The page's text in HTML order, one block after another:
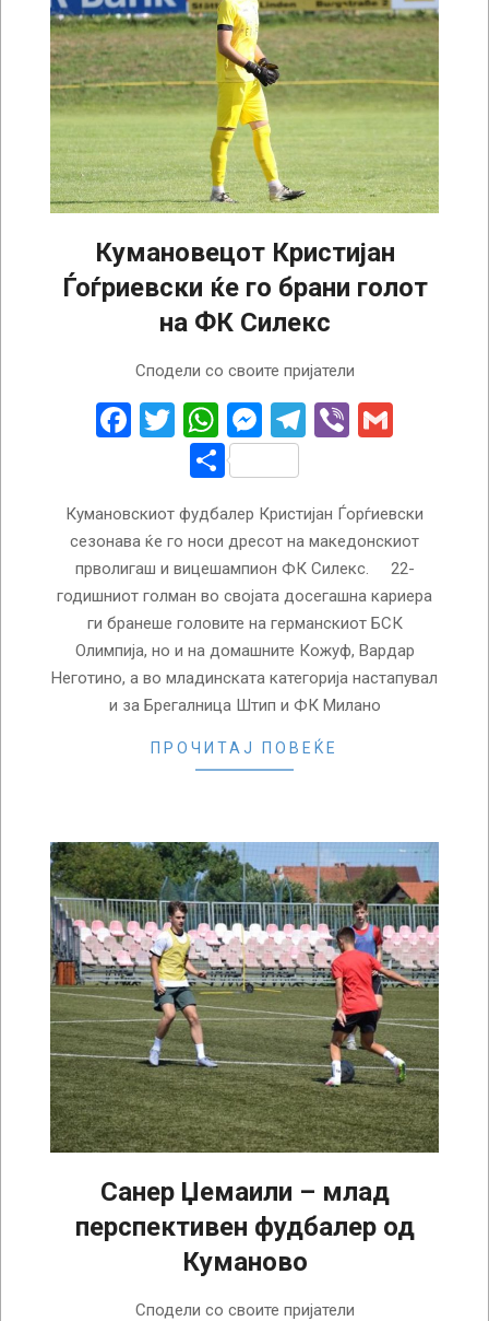
Кумановецот Кристијан
Ѓоѓриевски ќе го брани голот
на ФК Силекс
Сподели со своите пријатели
Facebook
Twitter
WhatsApp
Messenger
Telegram
Viber
Share
Кумановскиот фудбалер Кристијан Ѓорѓиевски
сезонава ќе го носи дресот на македонскиот
прволигаш и вицешампион ФК Силекс. 22-
годишниот голман во својата досегашна кариера
ги бранеше головите на германскиот БСК
Олимпија, но и на домашните Кожуф, Вардар
Неготино, а во младинската категорија настапувал
и за Брегалница Штип и ФК Милано
ПРОЧИТАЈ ПОВЕЌЕ
Санер Џемаили – млад
перспективен фудбалер од
Куманово
Сподели со своите пријатели